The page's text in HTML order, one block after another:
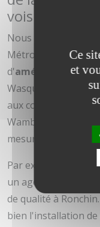
voisines
Nous intervenons
Métropole Lilloise,
d'aménagement
Wasquehal et
aux communes
Wambrechies, où
mesure adaptés aux
Par exemple, nous
un agencement
de qualité à
bien l'installation de
Ce
et